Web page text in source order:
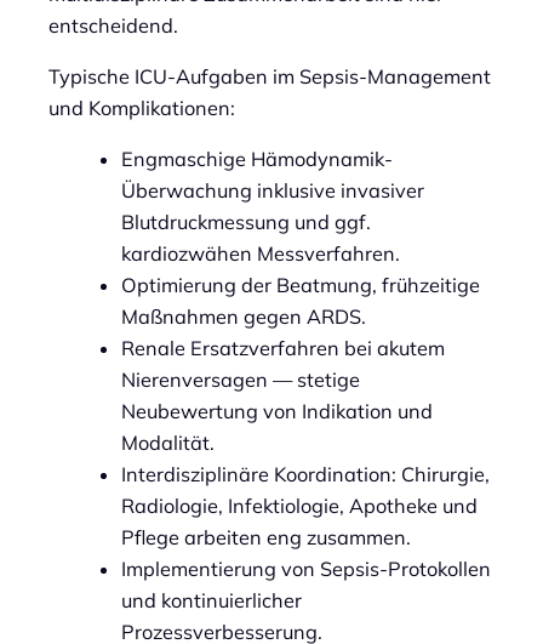
entscheidend.
Typische ICU-Aufgaben im Sepsis-Management
und Komplikationen:
Engmaschige Hämodynamik-
Überwachung inklusive invasiver
Blutdruckmessung und ggf.
kardiozwähen Messverfahren.
Optimierung der Beatmung, frühzeitige
Maßnahmen gegen ARDS.
Renale Ersatzverfahren bei akutem
Nierenversagen — stetige
Neubewertung von Indikation und
Modalität.
Interdisziplinäre Koordination: Chirurgie,
Radiologie, Infektiologie, Apotheke und
Pflege arbeiten eng zusammen.
Implementierung von Sepsis-Protokollen
und kontinuierlicher
Prozessverbesserung.